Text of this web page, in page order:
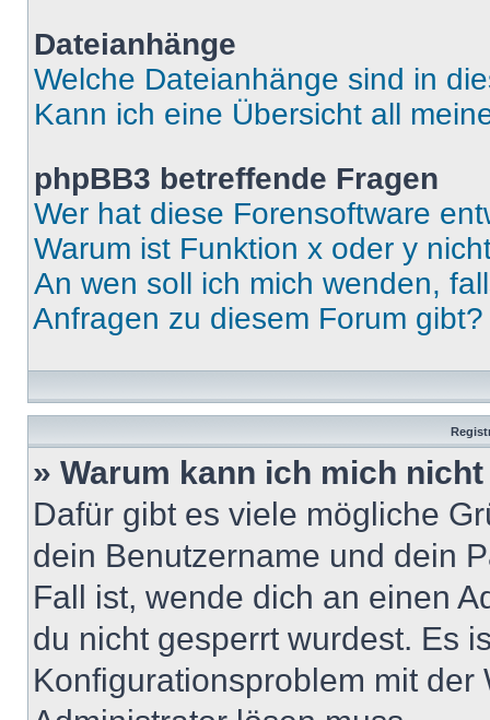
Dateianhänge
Welche Dateianhänge sind in
Kann ich eine Übersicht all
phpBB3 betreffende Fragen
Wer hat diese Forensoftware
Warum ist Funktion x oder y
An wen soll ich mich wenden,
Anfragen zu diesem Forum gibt?
» Warum kann ich mich
Dafür gibt es viele mögliche
dein Benutzername und dein
Fall ist, wende dich an einen
du nicht gesperrt wurdest. Es
Konfigurationsproblem mit